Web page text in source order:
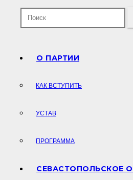
О ПАРТИИ
КАК ВСТУПИТЬ
УСТАВ
ПРОГРАММА
СЕВАСТОПОЛЬСКОЕ